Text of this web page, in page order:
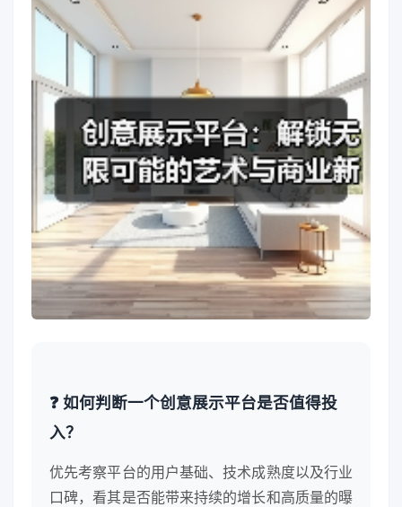
❓ 如何判断一个创意展示平台是否值得投
入？
优先考察平台的用户基础、技术成熟度以及行业
口碑，看其是否能带来持续的增长和高质量的曝